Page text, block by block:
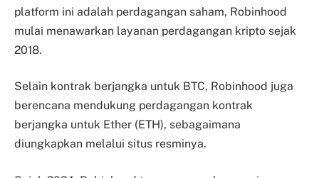
platform ini adalah perdagangan saham, Robinhood
mulai menawarkan layanan perdagangan kripto sejak
2018.
Selain kontrak berjangka untuk BTC, Robinhood juga
berencana mendukung perdagangan kontrak
berjangka untuk Ether (ETH), sebagaimana
diungkapkan melalui situs resminya.